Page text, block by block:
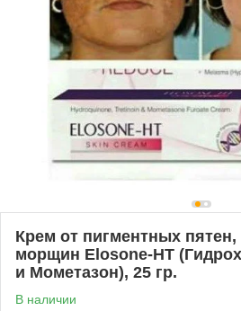
Крем от пигментных
морщин Elosone-HT
и Мометазон), 25 гр.
В наличии